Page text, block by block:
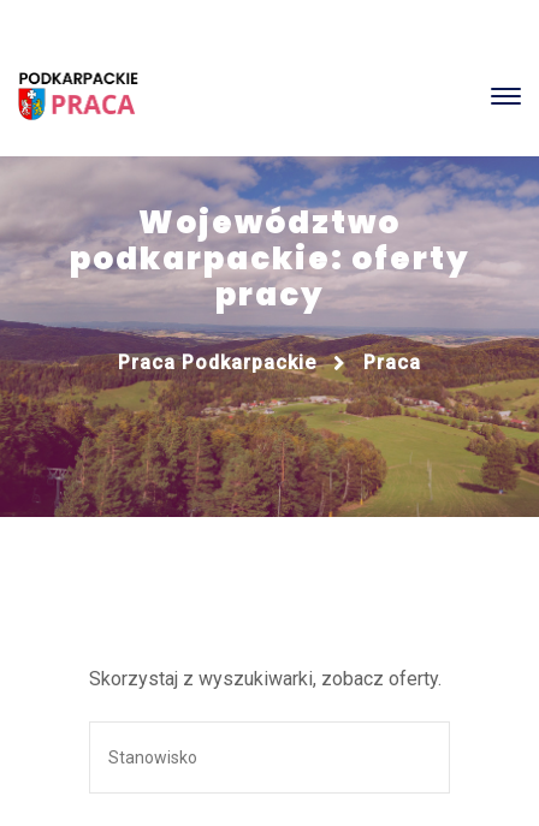
Województwo
podkarpackie: oferty
pracy
Praca Podkarpackie Praca
Skorzystaj z wyszukiwarki, zobacz oferty.